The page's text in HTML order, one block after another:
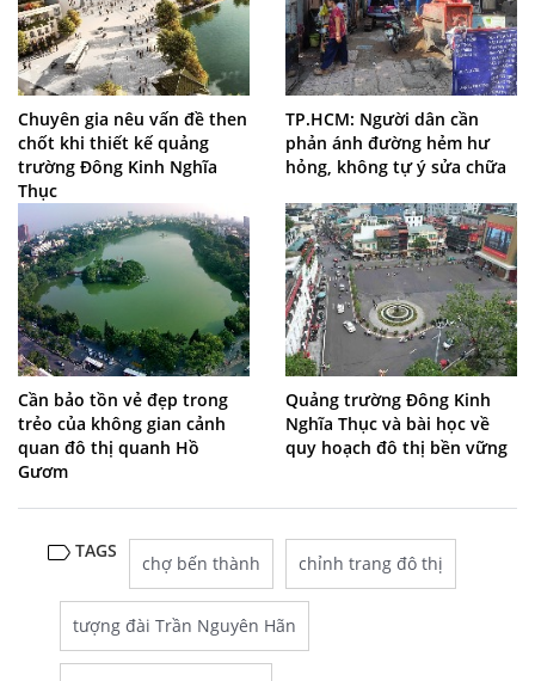
Chuyên gia nêu vấn đề then
chốt khi thiết kế quảng
trường Đông Kinh Nghĩa
Thục
TP.HCM: Người dân cần
phản ánh đường hẻm hư
hỏng, không tự ý sửa chữa
Cần bảo tồn vẻ đẹp trong
trẻo của không gian cảnh
quan đô thị quanh Hồ
Gươm
Quảng trường Đông Kinh
Nghĩa Thục và bài học về
quy hoạch đô thị bền vững
TAGS
chợ bến thành chỉnh trang đô thị
tượng đài Trần Nguyên Hãn